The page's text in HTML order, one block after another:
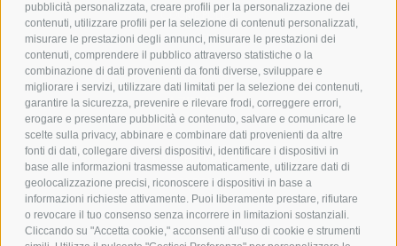
pubblicità personalizzata, creare profili per la personalizzazione dei
contenuti, utilizzare profili per la selezione di contenuti personalizzati,
misurare le prestazioni degli annunci, misurare le prestazioni dei
contenuti, comprendere il pubblico attraverso statistiche o la
combinazione di dati provenienti da fonti diverse, sviluppare e
migliorare i servizi, utilizzare dati limitati per la selezione dei contenuti,
garantire la sicurezza, prevenire e rilevare frodi, correggere errori,
erogare e presentare pubblicità e contenuto, salvare e comunicare le
scelte sulla privacy, abbinare e combinare dati provenienti da altre
fonti di dati, collegare diversi dispositivi, identificare i dispositivi in
base alle informazioni trasmesse automaticamente, utilizzare dati di
geolocalizzazione precisi, riconoscere i dispositivi in base a
informazioni richieste attivamente. Puoi liberamente prestare, rifiutare
o revocare il tuo consenso senza incorrere in limitazioni sostanziali.
Cliccando su "Accetta cookie," acconsenti all'uso di cookie e strumenti
COOKIE POLICY
PAGAMENTI SICURI
AZIENDA
CHI SIAMO
MARCHI TRATTATI
CONDOMINI